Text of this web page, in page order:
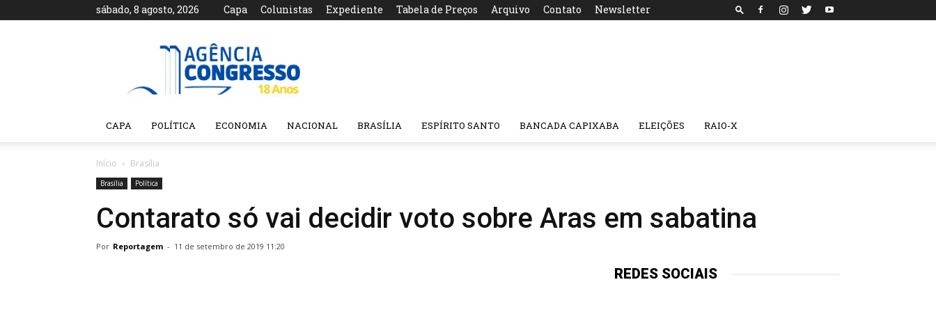
sábado, 8 agosto, 2026 Capa Colunistas Expediente Tabela de Preços Arquivo Contato Newsletter
Agência
CAPA POLÍTICA ECONOMIA NACIONAL BRASÍLIA ESPÍRITO SANTO BANCADA CAPIXABA ELEIÇÕES RAIO-X
Início Brasília
Brasília Política
Contarato só vai decidir voto sobre Aras em sabatina
Por Reportagem - 11 de setembro de 2019 11:20
REDES SOCIAIS